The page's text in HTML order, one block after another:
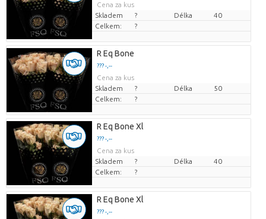
Cena za kus
Skladem
? Délka
40
Celkem:
?
R Eq Bone
??? -,--
Cena za kus
Skladem
? Délka
50
Celkem:
?
R Eq Bone Xl
??? -,--
Cena za kus
Skladem
? Délka
40
Celkem:
?
R Eq Bone Xl
??? -,--